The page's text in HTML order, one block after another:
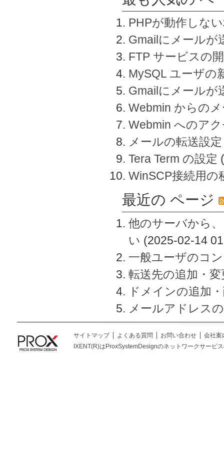
PHPが動作しな
Gmailにメールが
FTP サービスの
MySQL ユーザの
Gmailにメールが
Webmin からの
Webmin へのア
メールの転送設定
Tera Term の設定
WinSCP接続用の
最近の ページ
他のサーバから
い (2025-02-14
一般ユーザのコ
転送先の追加・
ドメインの追加
メールアドレス
サイトマップ よくある質問 お問い合わせ
会社案
IXENT(R)はProxSystemDesignのネットワークサービ